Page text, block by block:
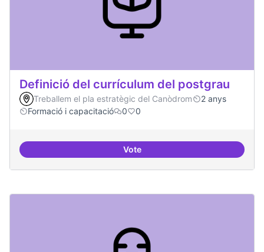
Definició del currículum del postgrau
Treballem el pla estratègic del Canòdrom
2 anys
Formació i capacitació
0 0
VoteDefinició del currículum del